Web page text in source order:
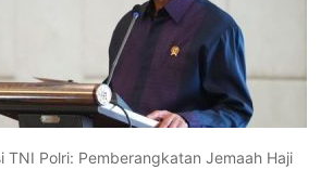
TNI Polri: Pemberangkatan Jemaah Haji